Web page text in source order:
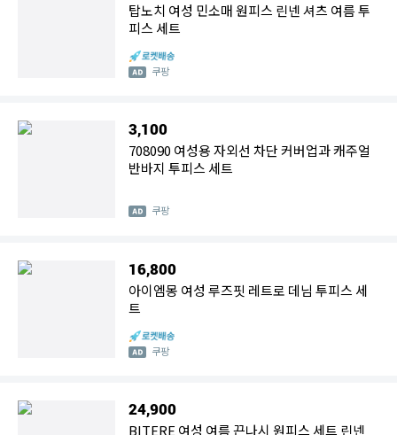
탑노치 여성 민소매 원피스 린넨 셔츠 여름 투
피스 세트
쿠팡
3,100
708090 여성용 자외선 차단 커버업과 캐주얼
반바지 투피스 세트
쿠팡
16,800
아이엠몽 여성 루즈핏 레트로 데님 투피스 세
트
쿠팡
24,900
BITERE 여성 여름 끈나시 원피스 세트 린넨